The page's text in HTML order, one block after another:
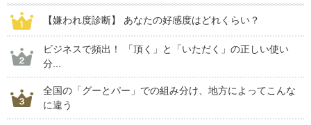
【嫌われ度診断】 あなたの好感度はどれくらい？
ビジネスで頻出！ 「頂く」と「いただく」の正しい使い
分...
全国の「グーとパー」での組み分け、地方によってこんな
に違う